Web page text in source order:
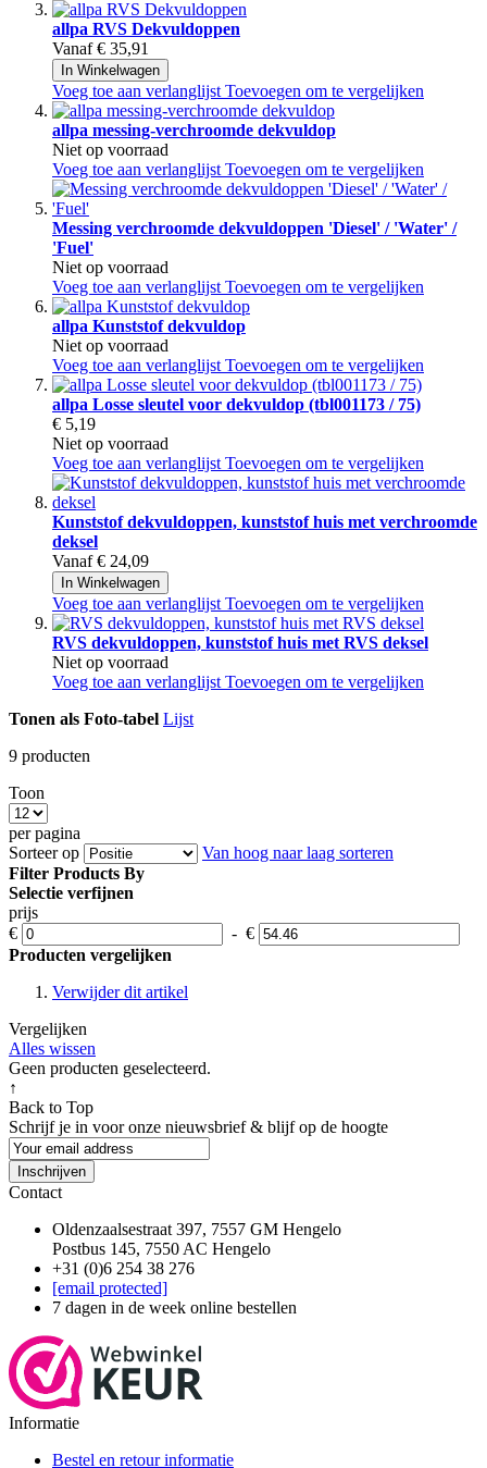
allpa RVS Dekvuldoppen
Vanaf € 35,91
In Winkelwagen
Voeg toe aan verlanglijst Toevoegen om te vergelijken
allpa messing-verchroomde dekvuldop
Niet op voorraad
Voeg toe aan verlanglijst Toevoegen om te vergelijken
Messing verchroomde dekvuldoppen 'Diesel' / 'Water' /
'Fuel'
Niet op voorraad
Voeg toe aan verlanglijst Toevoegen om te vergelijken
allpa Kunststof dekvuldop
Niet op voorraad
Voeg toe aan verlanglijst Toevoegen om te vergelijken
allpa Losse sleutel voor dekvuldop (tbl001173 / 75)
€ 5,19
Niet op voorraad
Voeg toe aan verlanglijst Toevoegen om te vergelijken
Kunststof dekvuldoppen, kunststof huis met verchroomde
deksel
Vanaf € 24,09
In Winkelwagen
Voeg toe aan verlanglijst Toevoegen om te vergelijken
RVS dekvuldoppen, kunststof huis met RVS deksel
Niet op voorraad
Voeg toe aan verlanglijst Toevoegen om te vergelijken
Tonen als Foto-tabel Lijst
9 producten
Toon
per pagina
Sorteer op
Van hoog naar laag sorteren
Filter Products By
Selectie verfijnen
prijs
€
- €
Producten vergelijken
Verwijder dit artikel
Vergelijken
Alles wissen
Geen producten geselecteerd.
↑
Back to Top
Schrijf je in voor onze nieuwsbrief & blijf op de hoogte
Inschrijven
Contact
Oldenzaalsestraat 397, 7557 GM Hengelo
Postbus 145, 7550 AC Hengelo
+31 (0)6 254 38 276
[email protected]
7 dagen in de week online bestellen
Informatie
Bestel en retour informatie